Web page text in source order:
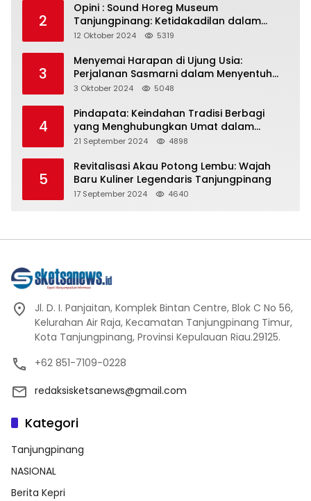
2
Opini : Sound Horeg Museum
Tanjungpinang: Ketidakadilan dalam
Representasi
12 Oktober 2024 5319
3
Menyemai Harapan di Ujung Usia:
Perjalanan Sasmarni dalam Menyentuh
Hati dan Jiwa
3 Oktober 2024 5048
4
Pindapata: Keindahan Tradisi Berbagi
yang Menghubungkan Umat dalam
Spiritualitas dan Kebersamaan dalam
21 September 2024 4898
5
Revitalisasi Akau Potong Lembu: Wajah
Baru Kuliner Legendaris Tanjungpinang
17 September 2024 4640
Jl. D. I. Panjaitan, Komplek Bintan Centre, Blok C No 56,
Kelurahan Air Raja, Kecamatan Tanjungpinang Timur,
Kota Tanjungpinang, Provinsi Kepulauan Riau.29125.
+62 851-7109-0228
redaksisketsanews@gmail.com
Kategori
Tanjungpinang
NASIONAL
Berita Kepri